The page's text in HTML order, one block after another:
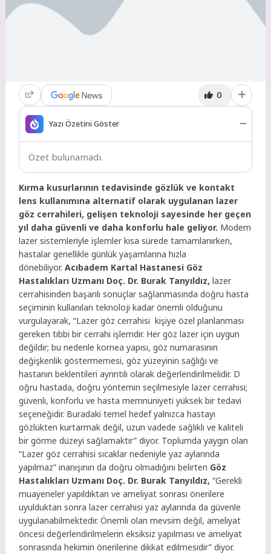
0
Yazı Özetini Göster
Özet bulunamadı.
Kırma kusurlarının tedavisinde gözlük ve kontakt
lens kullanımına alternatif olarak uygulanan lazer
göz cerrahileri, gelişen teknoloji sayesinde her geçen
yıl daha güvenli ve daha konforlu hale geliyor. Modern
lazer sistemleriyle işlemler kısa sürede tamamlanırken,
hastalar genellikle günlük yaşamlarına hızla
dönebiliyor.Acıbadem Kartal Hastanesi Göz
Hastalıkları Uzmanı Doç. Dr. Burak Tanyıldız, lazer
cerrahisinden başarılı sonuçlar sağlanmasında doğru hasta
seçiminin kullanılan teknoloji kadar önemli olduğunu
vurgulayarak, “Lazer göz cerrahisi kişiye özel planlanması
gereken tıbbi bir cerrahi işlemdir. Her göz lazer için uygun
değildir; bu nedenle kornea yapısı, göz numarasının
değişkenlik göstermemesi, göz yüzeyinin sağlığı ve
hastanın beklentileri ayrıntılı olarak değerlendirilmelidir. D
oğru hastada, doğru yöntemin seçilmesiyle lazer cerrahisi;
güvenli, konforlu ve hasta memnuniyeti yüksek bir tedavi
seçeneğidir. Buradaki temel hedef yalnızca hastayı
gözlükten kurtarmak değil, uzun vadede sağlıklı ve kaliteli
bir görme düzeyi sağlamaktır” diyor. Toplumda yaygın olan
“Lazer göz cerrahisi sıcaklar nedeniyle yaz aylarında
yapılmaz” inanışının da doğru olmadığını belirten Göz
Hastalıkları Uzmanı Doç. Dr. Burak Tanyıldız, “Gerekli
muayeneler yapıldıktan ve ameliyat sonrası önerilere
uyulduktan sonra lazer cerrahisi yaz aylarında da güvenle
uygulanabilmektedir. Önemli olan mevsim değil, ameliyat
öncesi değerlendirilmelerin eksiksiz yapılması ve ameliyat
sonrasında hekimin önerilerine dikkat edilmesidir” diyor.